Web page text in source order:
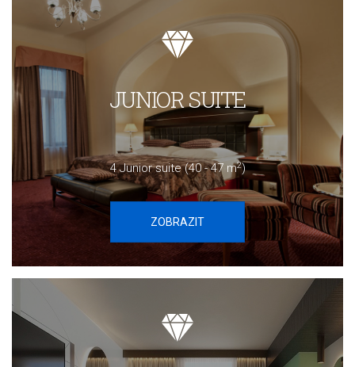
JUNIOR SUITE
4 Junior suite (40 - 47 m2)
ZOBRAZIT